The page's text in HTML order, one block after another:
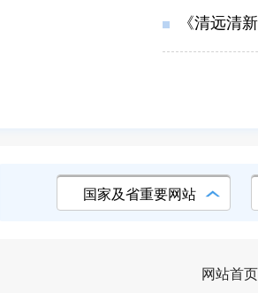
《清远清
国家及省重要网站
网站首页